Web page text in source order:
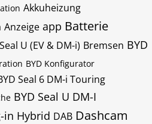
Akkuheizung
Anzeige app Batterie
U (EV & DM-i) Bremsen BYD
BYD Konfigurator
Seal 6 DM-i Touring
BYD Seal U DM-I
in Hybrid DAB Dashcam